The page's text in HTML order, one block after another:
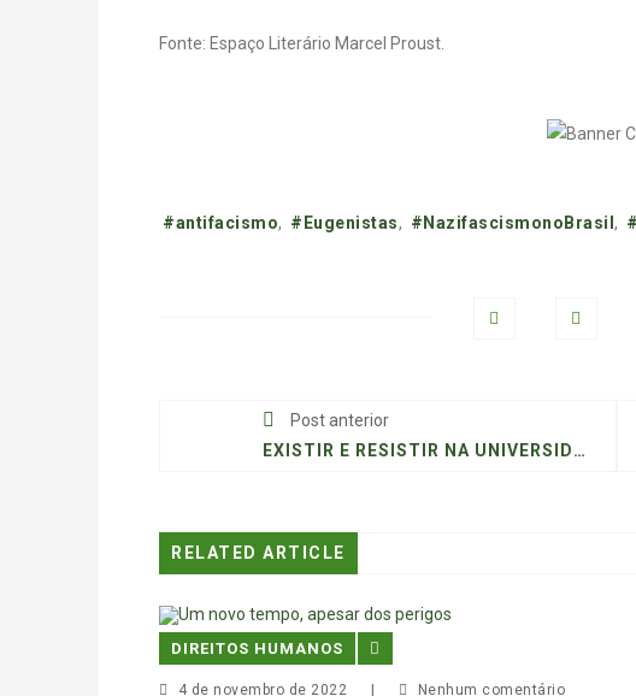
Fonte: Espaço Literário Marcel Proust.
Tags:
#antifacismo, #Eugenistas, #NazifascismonoBrasil ,
Post anterior
EXISTIR E RESISTIR NA UNIVERSIDADE: UM ENSAIO SOBRE A JUDICIALIZAÇÃO DAS AÇÕES AFIRMATIVAS
RELATED ARTICLE
DIREITOS HUMANOS
4 de novembro de 2022 Nenhum comentário